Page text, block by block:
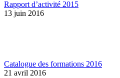
Rapport d’activité 2015
13 juin 2016
Catalogue des formations 2016
21 avril 2016